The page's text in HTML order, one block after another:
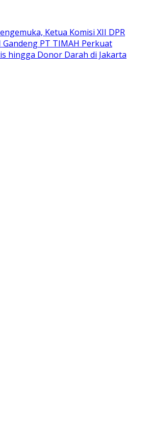
Ketua Komisi XII DPR
Gandeng PT TIMAH Perkuat
hingga Donor Darah di Jakarta